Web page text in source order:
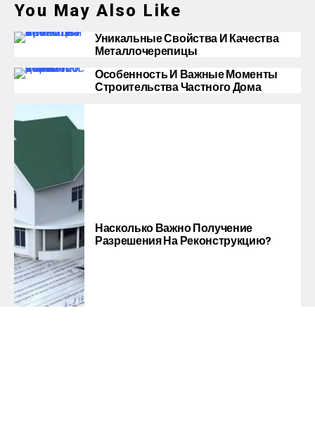
You May Also Like
Уникальные Свойства И Качества
Металлочерепицы
Особенность И Важные Моменты
Строительства Частного Дома
Насколько Важно Получение
Разрешения На Реконструкцию?